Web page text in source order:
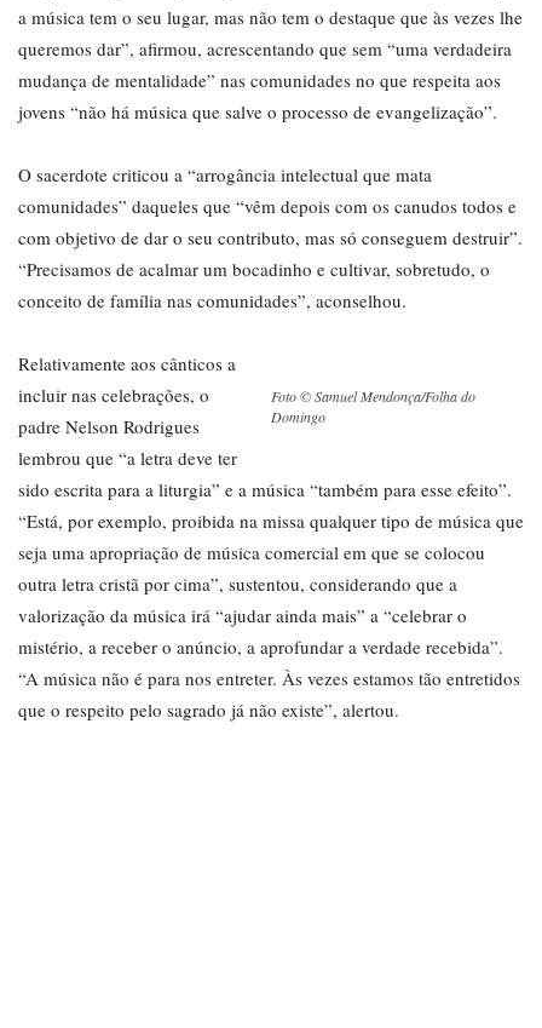
a música tem o seu lugar, mas não tem o destaque que às vezes lhe
queremos dar”, afirmou, acrescentando que sem “uma verdadeira
mudança de mentalidade” nas comunidades no que respeita aos
jovens “não há música que salve o processo de evangelização”.
O sacerdote criticou a “arrogância intelectual que mata
comunidades” daqueles que “vêm depois com os canudos todos e
com objetivo de dar o seu contributo, mas só conseguem destruir”.
“Precisamos de acalmar um bocadinho e cultivar, sobretudo, o
conceito de família nas comunidades”, aconselhou.
Foto © Samuel Mendonça/Folha do
Domingo
Relativamente aos cânticos a
incluir nas celebrações, o
padre Nelson Rodrigues
lembrou que “a letra deve ter
sido escrita para a liturgia” e a música “também para esse efeito”.
“Está, por exemplo, proibida na missa qualquer tipo de música que
seja uma apropriação de música comercial em que se colocou
outra letra cristã por cima”, sustentou, considerando que a
valorização da música irá “ajudar ainda mais” a “celebrar o
mistério, a receber o anúncio, a aprofundar a verdade recebida”.
“A música não é para nos entreter. Às vezes estamos tão entretidos
que o respeito pelo sagrado já não existe”, alertou.